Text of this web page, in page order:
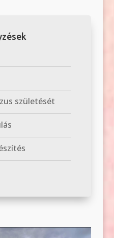
születését